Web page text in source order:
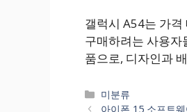
갤럭시 A54는 가
구매하려는 사용자
품으로, 디자인과
카
테
미분류
아이폰 15 소프트